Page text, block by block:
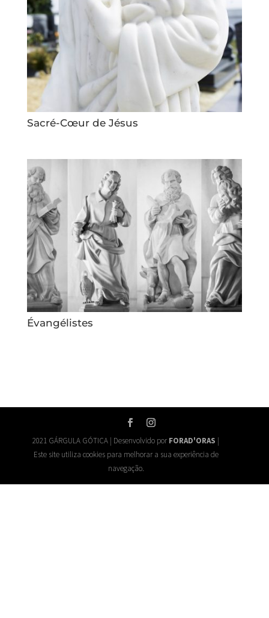
Sacré-Cœur de Jésus
Évangélistes
2021 GÁRGULA GÓTICA | Desenvolvido por FORAD'ORAS
Este site utiliza cookies para melhorar a sua experiência de
navegação.